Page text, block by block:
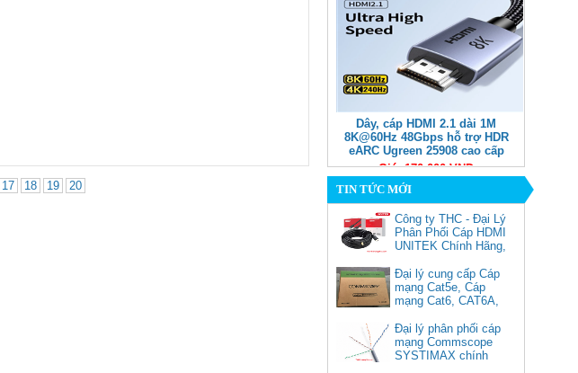
17 18 19 20
Dây, cáp HDMI 2.1 dài 1M
8K@60Hz 48Gbps hỗ trợ HDR
eARC Ugreen 25908 cao cấp
Giá: 170,000 VNĐ
Cáp chuyển USB Type-C sang
Displayport 1.4 độ phân giải
TIN TỨC MỚI
Công ty THC - Đại Lý
Phân Phối Cáp HDMI
UNITEK Chính Hãng,
Đại lý cung cấp Cáp
mạng Cat5e, Cáp
mạng Cat6, CAT6A,
Commscope
Đại lý phân phối cáp
mạng Commscope
SYSTIMAX chính